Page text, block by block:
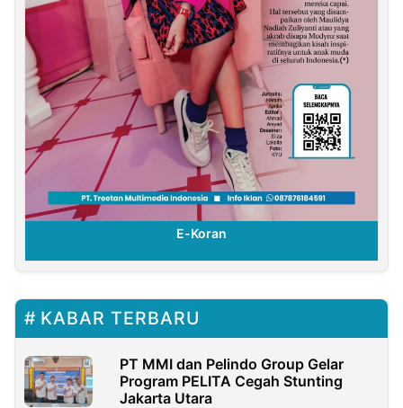
E-Koran
KABAR TERBARU
PT MMI dan Pelindo Group Gelar
Program PELITA Cegah Stunting
Jakarta Utara